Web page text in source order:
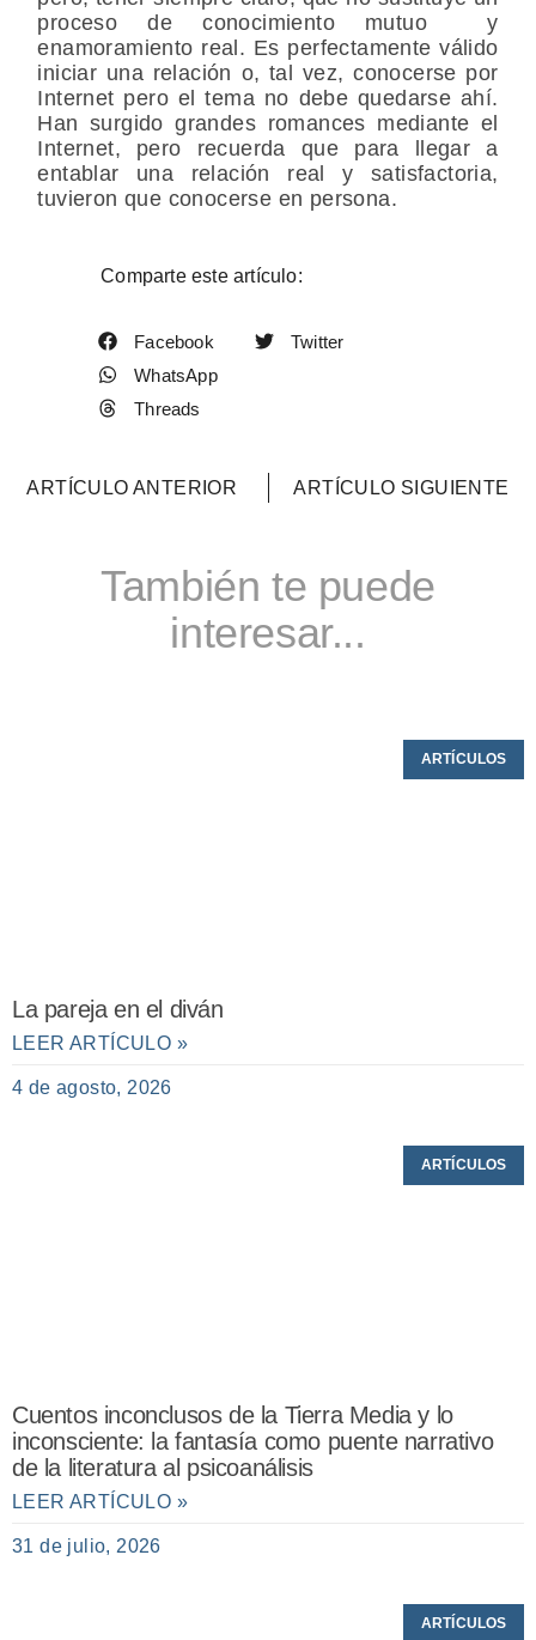
proceso de conocimiento mutuo y
enamoramiento real. Es perfectamente válido
iniciar una relación o, tal vez, conocerse por
Internet pero el tema no debe quedarse ahí.
Han surgido grandes romances mediante el
Internet, pero recuerda que para llegar a
entablar una relación real y satisfactoria,
tuvieron que conocerse en persona.
Comparte este artículo:
Facebook
Twitter
WhatsApp
Threads
ARTÍCULO ANTERIOR ARTÍCULO SIGUIENTE
También te puede
interesar...
ARTÍCULOS
La pareja en el diván
LEER ARTÍCULO »
4 de agosto, 2026
ARTÍCULOS
Cuentos inconclusos de la Tierra Media y lo
inconsciente: la fantasía como puente narrativo
de la literatura al psicoanálisis
LEER ARTÍCULO »
31 de julio, 2026
ARTÍCULOS